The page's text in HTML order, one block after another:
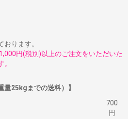
ります。
円(税別)以上のご注文をいただいた
量25kgまでの送料）】
700
円